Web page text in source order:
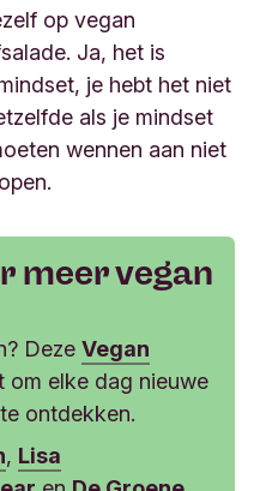
op vegan
Ja, het is
je hebt het niet
als je mindset
wennen aan niet
meer vegan
Deze Vegan
om elke dag nieuwe
ontdekken.
, Lisa